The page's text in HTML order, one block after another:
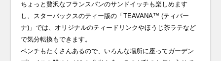
ちょっと贅沢なフランスパンのサンドイッチも楽しめます
し、スターバックスのティー版の「TEAVANA™ (ティバー
ナ)」では、オリジナルのティードリンクやほうじ茶ラテなど
で気分転換もできます。
ベンチもたくさんあるので、いろんな場所に座ってガーデン